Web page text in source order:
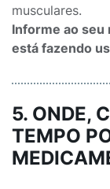
musculares.
Informe ao
está fazendo
5. ONDE,
TEMPO